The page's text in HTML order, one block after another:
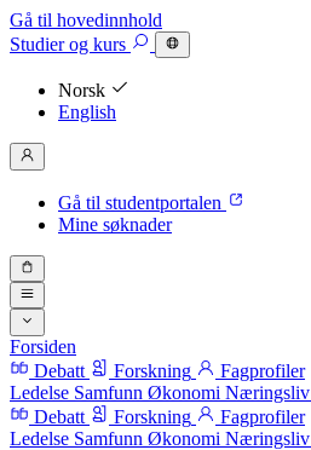
Gå til hovedinnhold
Studierog kurs
Norsk
English
Gå til studentportalen
Mine søknader
Forsiden
Debatt
Forskning
Fagprofiler
Ledelse Samfunn Økonomi Næringsliv
Debatt
Forskning
Fagprofiler
Ledelse Samfunn Økonomi Næringsliv